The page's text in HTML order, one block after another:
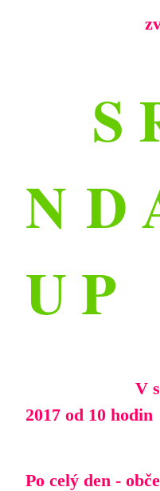
zveme
S
N D
U P
V
2017 od 10 hodin
Po celý den -